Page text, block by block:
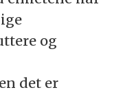
og
det er